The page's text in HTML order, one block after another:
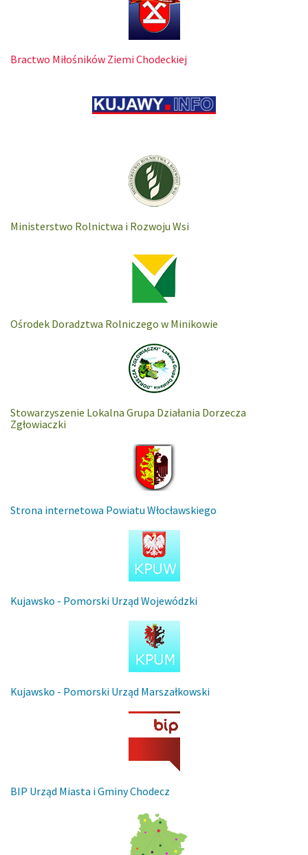
Bractwo Miłośników Ziemi Chodeckiej
Ministerstwo Rolnictwa i Rozwoju Wsi
Ośrodek Doradztwa Rolniczego w Minikowie
Stowarzyszenie Lokalna Grupa Działania Dorzecza
Zgłowiaczki
Strona internetowa Powiatu Włocławskiego
Kujawsko - Pomorski Urząd Wojewódzki
Kujawsko - Pomorski Urząd Marszałkowski
BIP Urząd Miasta i Gminy Chodecz